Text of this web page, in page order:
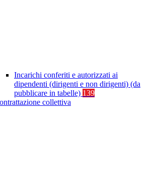
Incarichi conferiti e autorizzati ai
dipendenti (dirigenti e non dirigenti) (da
pubblicare in tabelle) 139
collettiva